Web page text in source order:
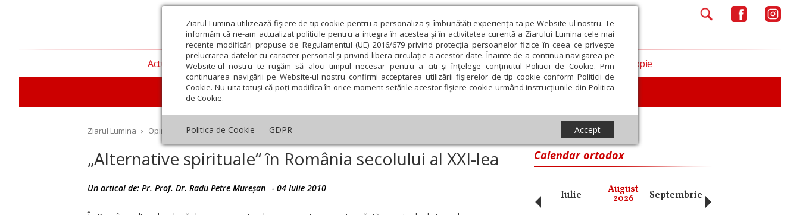
Ziarul Lumina utilizează fişiere de tip cookie pentru a personaliza și îmbunătăți experiența ta pe Website-ul nostru. Te
informăm că ne-am actualizat politicile pentru a integra în acestea și în activitatea curentă a Ziarului Lumina cele mai
recente modificări propuse de Regulamentul (UE) 2016/679 privind protecția persoanelor fizice în ceea ce privește
prelucrarea datelor cu caracter personal și privind libera circulație a acestor date. Înainte de a continua navigarea pe
Website-ul nostru te rugăm să aloci timpul necesar pentru a citi și înțelege conținutul Politicii de Cookie. Prin
continuarea navigării pe Website-ul nostru confirmi acceptarea utilizării fişierelor de tip cookie conform Politicii de
Cookie. Nu uita totuși că poți modifica în orice moment setările acestor fişiere cookie urmând instrucțiunile din Politica
de Cookie.
Politica de Cookie GDPR Accept
Actualitate religioasă Teologie și spiritualitate Educaţie și Cultură Societate Opinii
Editorial Repere și idei Pilda zilei
Filantropie
Ziarul Lumina › Opinii Repere și idei › „Alternative spirituale“ în România secolului al XXI-lea
„Alternative spirituale“ în România secolului al XXI-lea
Un articol de: Pr. Prof. Dr. Radu Petre Mureșan - 04 Iulie 2010
Calendar ortodox
Octombrie Noiembrie Decembrie Ianuarie Februarie Iulie August
2026 Septembrie Octombrie
‹